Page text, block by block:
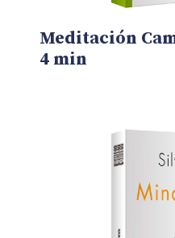
Meditación
4 min